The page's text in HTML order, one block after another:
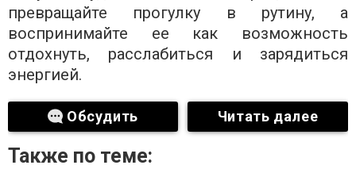
превращайте прогулку в рутину, а
воспринимайте ее как возможность
отдохнуть, расслабиться и зарядиться
энергией.
Обсудить Читать далее
Также по теме: